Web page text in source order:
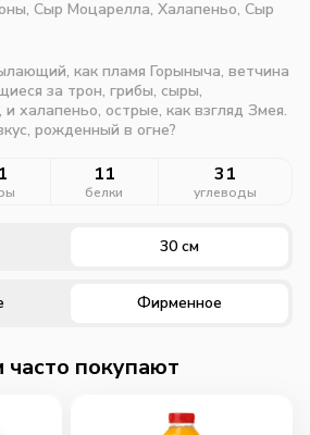
Сыр Моцарелла, Халапеньо, Сыр
как пламя Горыныча, ветчина
за трон, грибы, сыры,
халапеньо, острые, как взгляд Змея.
рожденный в огне?
11
белки
31
углеводы
30 см
Фирменное
часто покупают